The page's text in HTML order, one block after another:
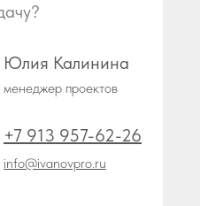
info@ivanovpro.ru
+7 913 957-62-26
Юлия Калинина
менеджер проектов